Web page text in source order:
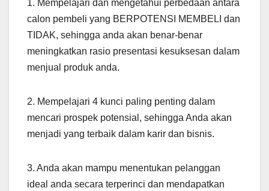
1. Mempelajari dan mengetahui perbedaan antara
calon pembeli yang BERPOTENSI MEMBELI dan
TIDAK, sehingga anda akan benar-benar
meningkatkan rasio presentasi kesuksesan dalam
menjual produk anda.
2. Mempelajari 4 kunci paling penting dalam
mencari prospek potensial, sehingga Anda akan
menjadi yang terbaik dalam karir dan bisnis.
3. Anda akan mampu menentukan pelanggan
ideal anda secara terperinci dan mendapatkan